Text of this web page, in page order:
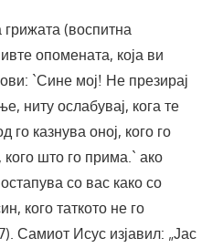
грижата (воспитна
опомената, која ви
`Сине мој! Не презирај
ниту ослабувај, кога те
го казнува оној, кого го
што го прима.` ако
со вас како со
кого таткото не го
Самиот Исус изјавил: „Јас